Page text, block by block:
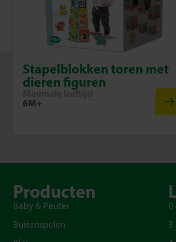
Stapelblokken toren met
dieren figuren
Minimale leeftijd
6M+
Producten
Baby & Peuter
Buitenspelen
0
3